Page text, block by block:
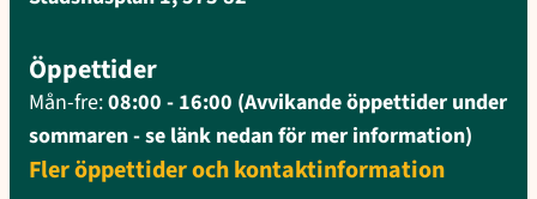
Öppettider
Mån-fre:08:00 - 16:00 (Avvikande öppettider under
sommaren - se länk nedan för mer information)
Fler öppettider och kontaktinformation